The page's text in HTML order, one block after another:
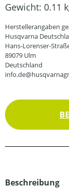
Gewicht: 0.11
Herstellerangaben
Husqvarna
Hans-Lorenser-
89079 Ulm
Deutschland
Beschreibung